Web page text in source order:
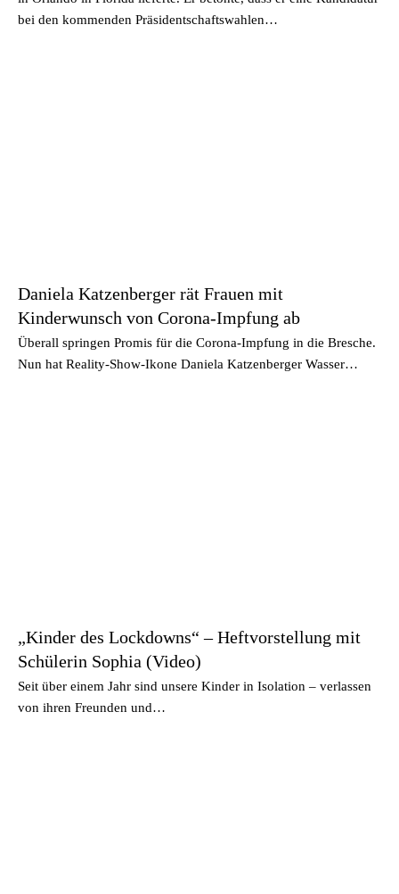
bei den kommenden Präsidentschaftswahlen…
Daniela Katzenberger rät Frauen mit
Kinderwunsch von Corona-Impfung ab
Überall springen Promis für die Corona-Impfung in die Bresche.
Nun hat Reality-Show-Ikone Daniela Katzenberger Wasser…
„Kinder des Lockdowns“ – Heftvorstellung mit
Schülerin Sophia (Video)
Seit über einem Jahr sind unsere Kinder in Isolation – verlassen
von ihren Freunden und…